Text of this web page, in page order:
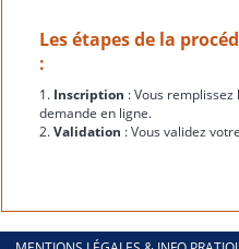
Les étapes de la
:
1. Inscription : Vous
demande en ligne.
2.Validation : Vous validez